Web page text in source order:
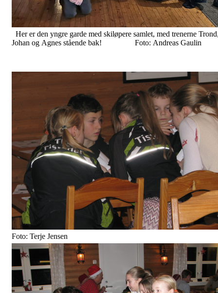
Her er den yngre garde med skiløpere samlet, med trenerne
Johan og Agnes stående bak! Foto: Andreas Gaulin
Foto: Terje Jensen